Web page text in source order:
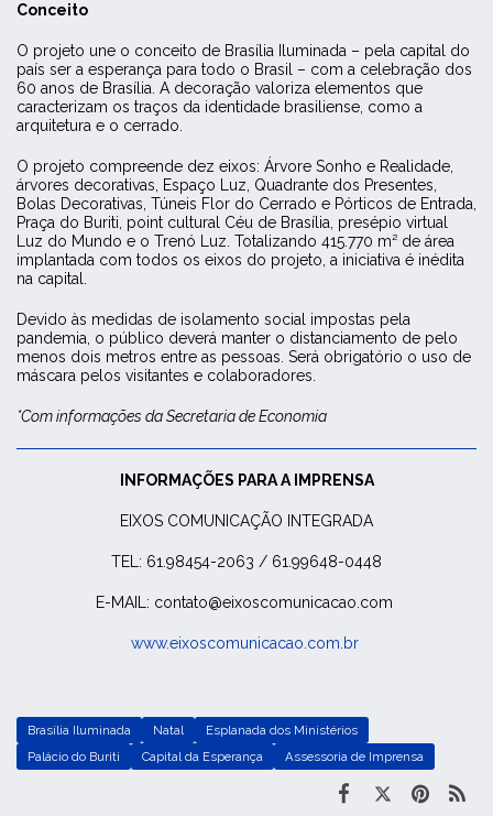
Conceito
O projeto une o conceito de Brasília Iluminada – pela capital do
país ser a esperança para todo o Brasil – com a celebração dos
60 anos de Brasília. A decoração valoriza elementos que
caracterizam os traços da identidade brasiliense, como a
arquitetura e o cerrado.
O projeto compreende dez eixos: Árvore Sonho e Realidade,
árvores decorativas, Espaço Luz, Quadrante dos Presentes,
Bolas Decorativas, Túneis Flor do Cerrado e Pórticos de Entrada,
Praça do Buriti, point cultural Céu de Brasília, presépio virtual
Luz do Mundo e o Trenó Luz. Totalizando 415.770 m² de área
implantada com todos os eixos do projeto, a iniciativa é inédita
na capital.
Devido às medidas de isolamento social impostas pela
pandemia, o público deverá manter o distanciamento de pelo
menos dois metros entre as pessoas. Será obrigatório o uso de
máscara pelos visitantes e colaboradores.
*Com informações da Secretaria de Economia
INFORMAÇÕES PARA A IMPRENSA
EIXOS COMUNICAÇÃO INTEGRADA
TEL: 61.98454-2063 / 61.99648-0448
E-MAIL: contato@eixoscomunicacao.com
www.eixoscomunicacao.com.br
Brasília Iluminada Natal
Esplanada dos Ministérios
Palácio do Buriti
Capital da Esperança Assessoria de Imprensa